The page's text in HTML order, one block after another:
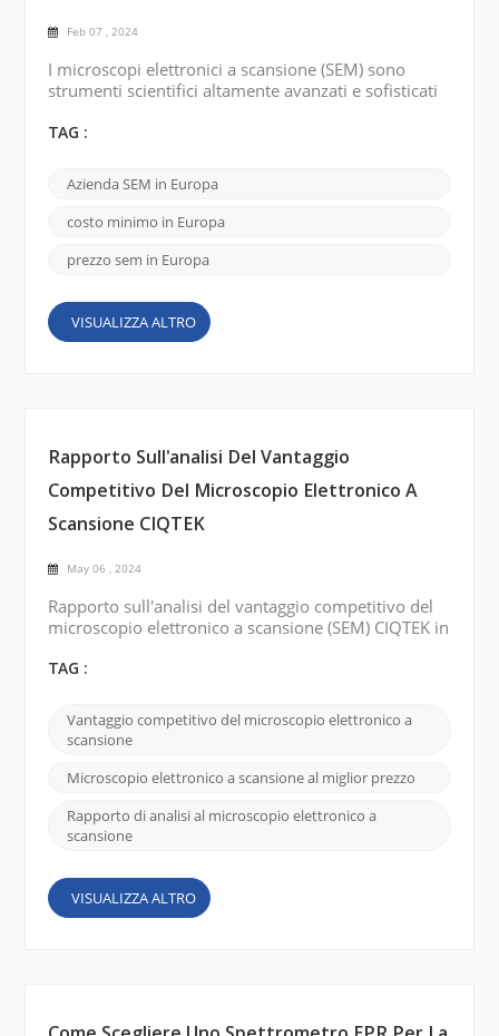
Feb 07 , 2024
I microscopi elettronici a scansione (SEM) sono
strumenti scientifici altamente avanzati e sofisticati
di campioni a livello di nanoscala. In Europa sono
elettronici a scansione che offrono SEM
all'avanguardia. Ecco alcuni marchi importanti: FEI
Company (Thermo Fisher Scientific): FEI Company ...
TAG :
Azienda SEM in Europa
costo minimo in Europa
prezzo sem in Europa
VISUALIZZA ALTRO
Rapporto Sull'analisi Del Vantaggio
Competitivo Del Microscopio Elettronico A
Scansione CIQTEK
May 06 , 2024
Rapporto sull'analisi del vantaggio competitivo del
microscopio elettronico a scansione (SEM) CIQTEK in
CIQTEK SEM è competitivo rispetto ad altri prodotti
diversi modelli e specifiche per soddisfare le
esigenze dei diversi clienti. Offrendo opzioni
TAG :
Vantaggio competitivo del microscopio elettronico a
scansione
Microscopio elettronico a scansione al miglior prezzo
Rapporto di analisi al microscopio elettronico a
scansione
VISUALIZZA ALTRO